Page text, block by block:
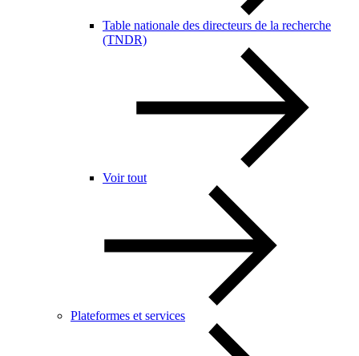
Table nationale des directeurs de la recherche
(TNDR)
Voir tout
Plateformes et services